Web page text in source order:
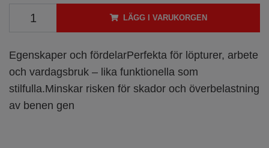
LÄGG I VARUKORGEN
Egenskaper och fördelarPerfekta för löpturer, arbete
och vardagsbruk – lika funktionella som
stilfulla.Minskar risken för skador och överbelastning
av benen gen